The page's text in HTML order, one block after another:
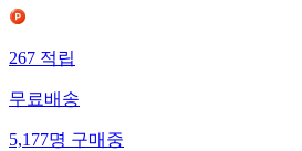
267 적립
무료배송
5,177명 구매중